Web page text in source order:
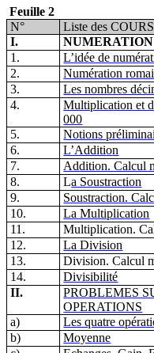
Feuille 2
N°
Liste des
I.
1.
L’idée de
2.
Numération
3.
Les nombres
4.
Multiplication et
000
5.
Notions
6.
L’Addition
7.
Addition. Calcul
8.
La Soustraction
9.
Soustraction.
10.
La Multiplication
11.
Multiplication.
12.
La Division
13.
Division. Calcul
14.
Divisibilité
II.
PROBLEMES
OPERATIONS
a)
Les quatre
b)
Moyenne